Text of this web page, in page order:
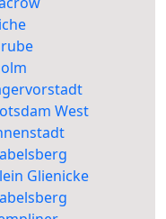
West
Glienicke